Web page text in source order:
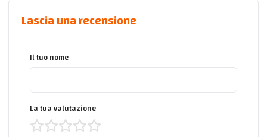
Lascia una recensione
Il tuo nome
La tua valutazione